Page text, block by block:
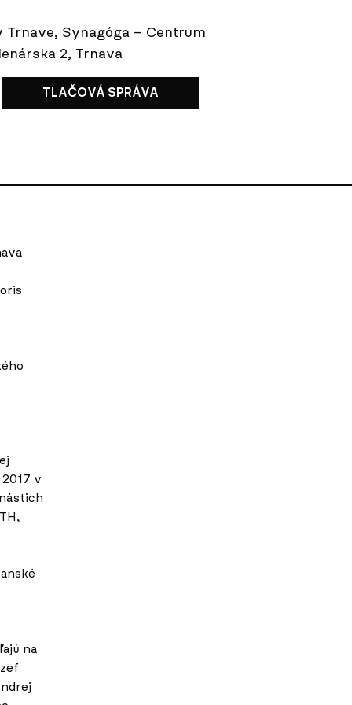
Trnave, Synagóga – Centrum
2, Trnava
TLAČOVÁ SPRÁVA
v
na